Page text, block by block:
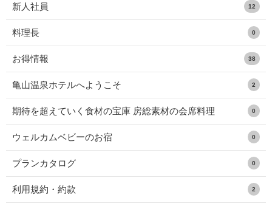
新人社員 12
料理長 0
お得情報 38
亀山温泉ホテルへようこそ 2
期待を超えていく食材の宝庫 房総素材の会席料理 0
ウェルカムベビーのお宿 0
プランカタログ 0
利用規約・約款 2